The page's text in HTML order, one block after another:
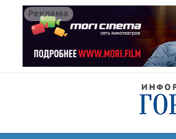
Реклама